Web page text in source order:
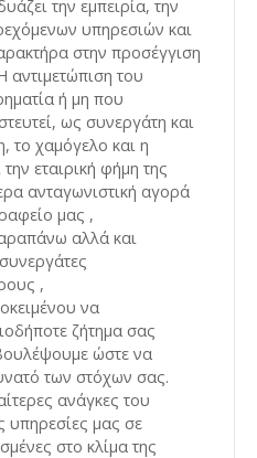
την εμπειρία, την
υπηρεσιών και
στην προσέγγιση
αντιμετώπιση του
ή μη που
ως συνεργάτη και
το χαμόγελο και η
εταιρική φήμη της
ανταγωνιστική αγορά
μας ,
αλλά και
,
να
ζήτημα σας
ώστε να
των στόχων σας.
ανάγκες του
υπηρεσίες μας σε
στο κλίμα της